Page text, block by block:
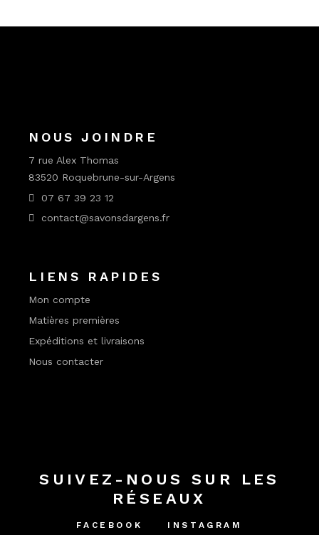
page
NOUS JOINDRE
7 rue Alex Thomas
83520 Roquebrune-sur-Argens
07 67 39 23 12
contact@savonsdargens.fr
LIENS RAPIDES
Mon compte
Matières premières
Expéditions et livraisons
Nous contacter
SUIVEZ-NOUS SUR LES
RÉSEAUX
FACEBOOK INSTAGRAM